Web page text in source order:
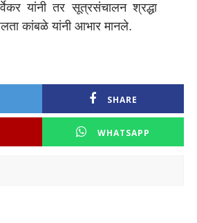
यांनी तर सूत्रसंचालन श्रद्धा
कांबळे यांनी आभार मानले.
SHARE
WHATSAPP